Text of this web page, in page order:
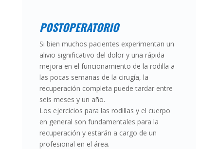
POSTOPERATORIO
Si bien muchos pacientes experimentan un
alivio significativo del dolor y una rápida
mejora en el funcionamiento de la rodilla a
las pocas semanas de la cirugía, la
recuperación completa puede tardar entre
seis meses y un año.
Los ejercicios para las rodillas y el cuerpo
en general son fundamentales para la
recuperación y estarán a cargo de un
profesional en el área.